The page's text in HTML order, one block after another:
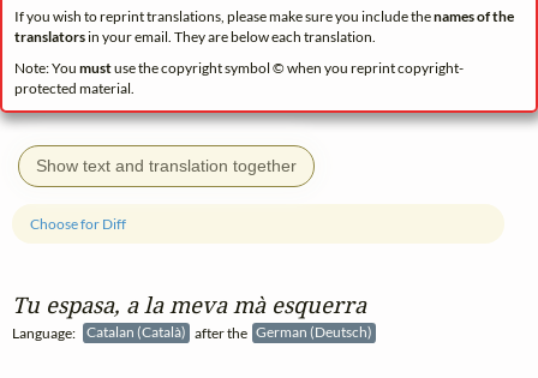
If you wish to reprint translations, please make sure you include thenames of the
translatorsin your email. They are below each translation.
Note: You mustuse the copyright symbol © when you reprint copyright-
protected material.
Show text and translation together
Tu espasa, a la meva mà esquerra
Language: Catalan (Català) after the German (Deutsch)
Choose for Diff